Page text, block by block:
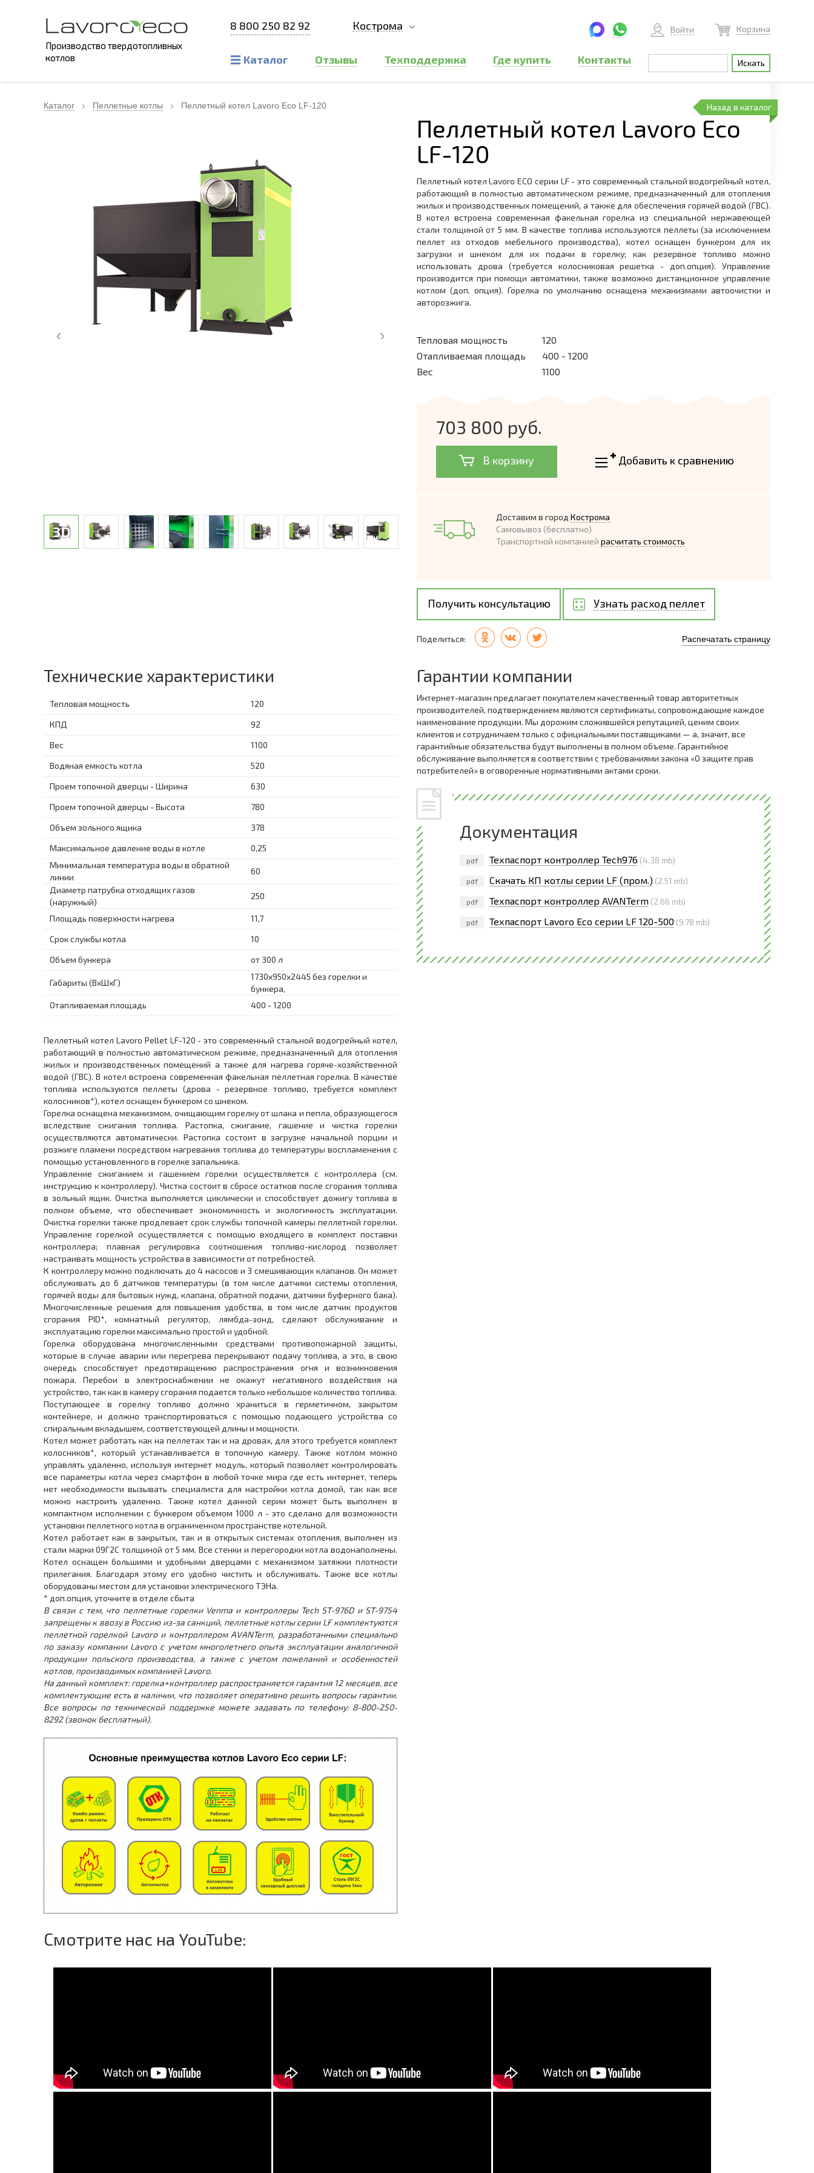
Производство твердотопливных
котлов
8 800 250 82 92 Кострома Войти Корзина
Каталог Отзывы Техподдержка Где купить Контакты
Каталог Пеллетные котлы Пеллетный котел Lavoro Eco LF-120 Назад в каталог
Пеллетный котел Lavoro Eco
LF-120
Пеллетный котел Lavoro ECO серии LF - это современный стальной водогрейный котел,
работающий в полностью автоматическом режиме, предназначенный для отопления
жилых и производственных помещений, а также для обеспечения горячей водой (ГВС).
В котел встроена современная факельная горелка из специальной нержавеющей
стали толщиной от 5 мм. В качестве топлива используются пеллеты (за исключением
пеллет из отходов мебельного производства), котел оснащен бункером для их
загрузки и шнеком для их подачи в горелку; как резервное топливо можно
использовать дрова (требуется колосниковая решетка - доп.опция). Управление
производится при помощи автоматики, также возможно дистанционное управление
котлом (доп. опция). Горелка по умолчанию оснащена механизмами автоочистки и
авторозжига.
Тепловая мощность
120
Отапливаемая площадь
400 - 1200
Вес
1100
703 800 руб.
В корзину Добавить к сравнению
Доставим в город Кострома
Самовывоз (бесплатно)
Транспортной компанией расчитать стоимость
Получить консультацию Узнать расход пеллет
Поделиться: Распечатать страницу
Технические характеристики
Тепловая мощность
120
КПД
92
Вес
1100
Водяная емкость котла
520
Проем топочной дверцы - Ширина
630
Проем топочной дверцы - Высота
780
Объем зольного ящика
378
Максимальное давление воды в котле
0,25
Минимальная температура воды в обратной
линии
60
Диаметр патрубка отходящих газов
(наружный)
250
Площадь поверхности нагрева
11,7
Срок службы котла
10
Объем бункера
от 300 л
Габариты (ВхШхГ)
1730x950x2445 без горелки и
бункера,
Отапливаемая площадь
400 - 1200
Пеллетный котел Lavoro Pellet LF-120 - это современный стальной водогрейный котел,
работающий в полностью автоматическом режиме, предназначенный для отопления
жилых и производственных помещений а также для нагрева горяче-хозяйственной
водой (ГВС). В котел встроена современная факельная пеллетная горелка. В качестве
топлива используются пеллеты (дрова - резервное топливо, требуется комплект
колосников*), котел оснащен бункером со шнеком.
Горелка оснащена механизмом, очищающим горелку от шлака и пепла, образующегося
вследствие сжигания топлива. Растопка, сжигание, гашение и чистка горелки
осуществляются автоматически. Растопка состоит в загрузке начальной порции и
розжиге пламени посредством нагревания топлива до температуры воспламенения с
помощью установленного в горелке запальника.
Управление сжиганием и гашением горелки осуществляется с контроллера (см.
инструкцию к контроллеру). Чистка состоит в сбросе остатков после сгорания топлива
в зольный ящик. Очистка выполняется циклически и способствует дожигу топлива в
полном объеме, что обеспечивает экономичность и экологичность эксплуатации.
Очистка горелки также продлевает срок службы топочной камеры пеллетной горелки.
Управление горелкой осуществляется с помощью входящего в комплект поставки
контроллера; плавная регулировка соотношения топливо-кислород позволяет
настраивать мощность устройства в зависимости от потребностей.
К контроллеру можно подключать до 4 насосов и 3 смешивающих клапанов. Он может
обслуживать до 6 датчиков температуры (в том числе датчики системы отопления,
горячей воды для бытовых нужд, клапана, обратной подачи, датчики буферного бака).
Многочисленные решения для повышения удобства, в том числе датчик продуктов
сгорания PID*, комнатный регулятор, лямбда-зонд, сделают обслуживание и
эксплуатацию горелки максимально простой и удобной.
Горелка оборудована многочисленными средствами противопожарной защиты,
которые в случае аварии или перегрева перекрывают подачу топлива, а это, в свою
очередь способствует предотвращению распространения огня и возникновения
пожара. Перебои в электроснабжении не окажут негативного воздействия на
устройство, так как в камеру сгорания подается только небольшое количество топлива.
Поступающее в горелку топливо должно храниться в герметичном, закрытом
контейнере, и должно транспортироваться с помощью подающего устройства со
спиральным вкладышем, соответствующей длины и мощности.
Котел может работать как на пеллетах так и на дровах, для этого требуется комплект
колосников*, который устанавливается в топочную камеру. Также котлом можно
управлять удаленно, используя интернет модуль, который позволяет контролировать
все параметры котла через смартфон в любой точке мира где есть интернет, теперь
нет необходимости вызывать специалиста для настройки котла домой, так как все
можно настроить удаленно. Также котел данной серии может быть выполнен в
компактном исполнении с бункером объемом 1000 л - это сделано для возможности
установки пеллетного котла в ограниченном пространстве котельной.
Котел работает как в закрытых, так и в открытых системах отопления, выполнен из
стали марки 09Г2С толщиной от 5 мм. Все стенки и перегородки котла водонаполнены.
Котел оснащен большими и удобными дверцами с механизмом затяжки плотности
прилегания. Благодаря этому его удобно чистить и обслуживать. Также все котлы
оборудованы местом для установки электрического ТЭНа.
* доп.опция, уточните в отделе сбыта
В связи с тем, что пеллетные горелки Venma и контроллеры Tech ST-976D и ST-9754
запрещены к ввозу в Россию из-за санкций, пеллетные котлы серии LF комплектуются
пеллетной горелкой Lavoro и контроллером AVANTerm, разработанными специально
по заказу компании Lavoro с учетом многолетнего опыта эксплуатации аналогичной
продукции польского производства, а также с учетом пожеланий и особенностей
котлов, производимых компанией Lavoro.
На данный комплект: горелка+контроллер распространяется гарантия 12 месяцев, все
комплектующие есть в наличии, что позволяет оперативно решить вопросы гарантии.
Все вопросы по технической поддержке можете задавать по телефону: 8-800-250-
8292 (звонок бесплатный).
Смотрите нас на YouTube:
Гарантии компании
Интернет-магазин предлагает покупателем качественный товар авторитетных
производителей, подтверждением являются сертификаты, сопровождающие каждое
наименование продукции. Мы дорожим сложившейся репутацией, ценим своих
клиентов и сотрудничаем только с официальными поставщиками — а, значит, все
гарантийные обязательства будут выполнены в полном объеме. Гарантийное
обслуживание выполняется в соответствии с требованиями закона «О защите прав
потребителей» в оговоренные нормативными актами сроки.
Документация
pdf Техпаспорт контроллер Tech976 (4.38 mb)
pdf Скачать КП котлы серии LF (пром.) (2.51 mb)
pdf Техпаспорт контроллер AVANTerm (2.66 mb)
pdf Техпаспорт Lavoro Eco серии LF 120-500 (9.78 mb)